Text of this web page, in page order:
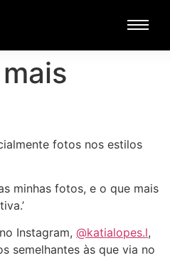
fotos nos estilos
minhas fotos, e o que mais
Instagram, @katialopes.l,
semelhantes às que via no